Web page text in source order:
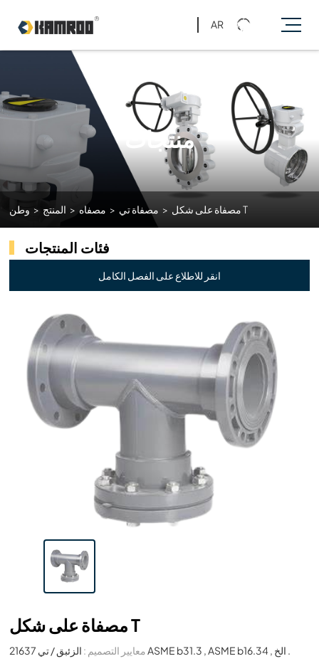
AR
منتجات
وطن > المنتج > مصفاه > مصفاة تي > مصفاة على شكل T
فئات المنتجات
انقر للاطلاع على الفصل الكامل
مصفاة على شكل T
معايير التصميم :
الزئبق / تي 21637 ASME b31.3 , ASME b16.34 , الخ .